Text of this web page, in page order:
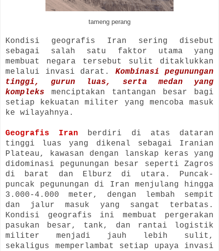
tameng perang
Kondisi geografis Iran sering disebut
sebagai salah satu faktor utama yang
membuat negara tersebut sulit ditaklukkan
melalui invasi darat. Kombinasi pegunungan
tinggi, gurun luas, serta medan yang
kompleks menciptakan tantangan besar bagi
setiap kekuatan militer yang mencoba masuk
ke wilayahnya.
Geografis Iran berdiri di atas dataran
tinggi luas yang dikenal sebagai Iranian
Plateau, kawasan dengan lanskap keras yang
didominasi pegunungan besar seperti Zagros
di barat dan Elburz di utara. Puncak-
puncak pegunungan di Iran menjulang hingga
3.000-4.000 meter, dengan lembah sempit
dan jalur masuk yang sangat terbatas.
Kondisi geografis ini membuat pergerakan
pasukan besar, tank, dan rantai logistik
militer menjadi jauh lebih sulit,
sekaligus memperlambat setiap upaya invasi